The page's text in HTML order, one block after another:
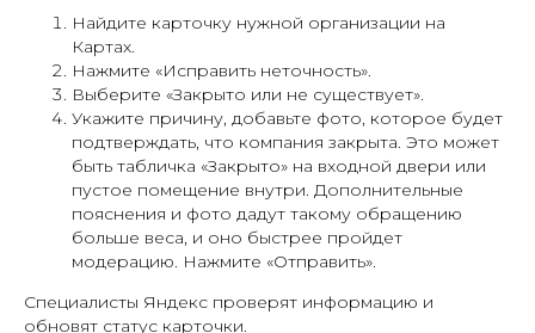
Найдите карточку нужной организации на
Картах.
Нажмите «Исправить неточность».
Выберите «Закрыто или не существует».
Укажите причину, добавьте фото, которое будет
подтверждать, что компания закрыта. Это может
быть табличка «Закрыто» на входной двери или
пустое помещение внутри. Дополнительные
пояснения и фото дадут такому обращению
больше веса, и оно быстрее пройдет
модерацию. Нажмите «Отправить».
Специалисты Яндекс проверят информацию и
обновят статус карточки.